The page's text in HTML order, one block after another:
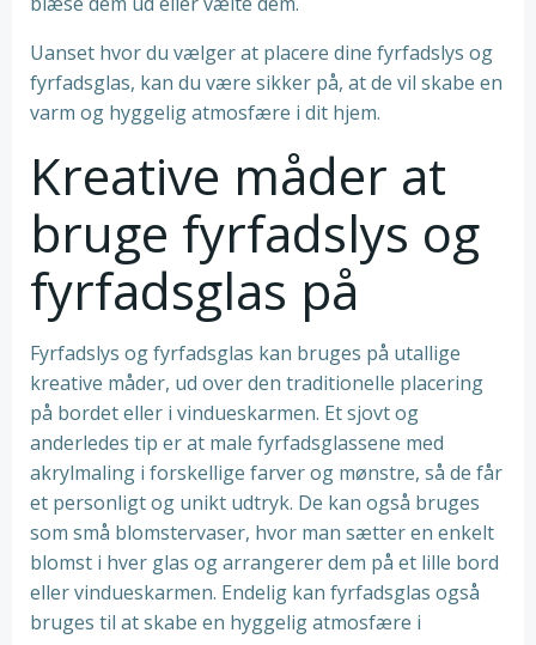
Uanset hvor du vælger at placere dine fyrfadslys og
fyrfadsglas, kan du være sikker på, at de vil skabe en
varm og hyggelig atmosfære i dit hjem.
Kreative måder at
bruge fyrfadslys og
fyrfadsglas på
Fyrfadslys og fyrfadsglas kan bruges på utallige
kreative måder, ud over den traditionelle placering
på bordet eller i vindueskarmen. Et sjovt og
anderledes tip er at male fyrfadsglassene med
akrylmaling i forskellige farver og mønstre, så de får
et personligt og unikt udtryk. De kan også bruges
som små blomstervaser, hvor man sætter en enkelt
blomst i hver glas og arrangerer dem på et lille bord
eller vindueskarmen. Endelig kan fyrfadsglas også
bruges til at skabe en hyggelig atmosfære i